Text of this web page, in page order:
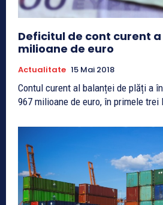
Deficitul de cont curent a
milioane de euro
Actualitate 15 Mai 2018
Contul curent al balanței de plăți a
967 milioane de euro, în primele trei